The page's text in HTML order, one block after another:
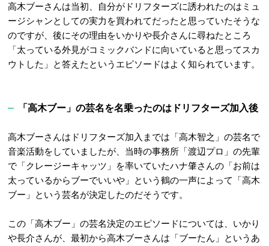
高木ブーさんは当初、自分がドリフターズに誘われたのはミュ
ージシャンとしての実力を買われてだったと思っていたそうな
のですが、後にその理由をいかりや長介さんに尋ねたところ
「太っている外見がコミックバンドに向いていると思ってスカ
ウトした」と答えたというエピソードはよく知られています。
「高木ブー」の芸名を名乗ったのはドリフターズ加入後
高木ブーさんはドリフターズ加入までは「高木智之」の芸名で
音楽活動をしていましたが、当時の事務所「渡辺プロ」の先輩
で「クレージーキャッツ」を率いていたハナ肇さんの「お前は
太っているからブーでいいや」という鶴の一声によって「高木
ブー」という芸名が決定したのだそうです。
この「高木ブー」の芸名決定のエピソードについては、いかり
や長介さんが、最初から高木ブーさんは「ブーたん」というあ